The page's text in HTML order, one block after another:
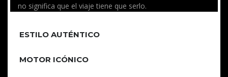
no significa que el viaje tiene que serlo.
ESTILO AUTÉNTICO
MOTOR ICÓNICO